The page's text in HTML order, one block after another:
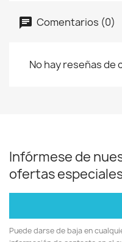
Comentarios (0)
No hay reseñas
Infórmese de
ofertas
Puede darse de baja en